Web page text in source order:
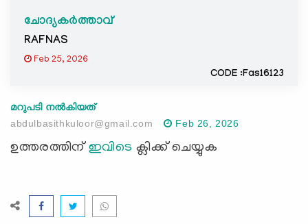
i
o
n
ചോദ്യകർത്താവ്
RAFNAS
Feb 25, 2026
CODE :Fas16123
മറുപടി നൽകിയത്
abdulbasithkuloor@gmail.com
Feb 26, 2026
ഉത്തരത്തിന്ഇവിടെ ക്ലിക്ക് ചെയ്യുക